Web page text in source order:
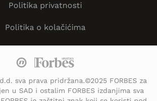
Politika privatnosti
Politika o kolačićima
sva prava pridržana.©2025 FORBES za
u SAD i ostalim FORBES izdanjima sva